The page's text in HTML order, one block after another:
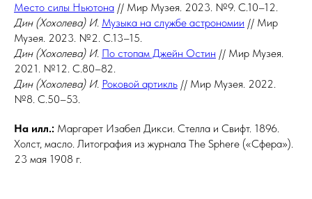
Место силы Ньютона // Мир Музея. 2023. №9. С.10–12.
Дин (Хохолева) И. Музыка на службе астрономии // Мир
Музея. 2023. №2. С.13–15.
Дин (Хохолева) И. По стопам Джейн Остин // Мир Музея.
2021. №12. С.80–82.
Дин (Хохолева) И. Роковой артикль // Мир Музея. 2022.
№8. С.50–53.
На илл.: Маргарет Изабел Дикси. Стелла и Свифт. 1896.
Холст, масло. Литография из журнала The Sphere («Сфера»).
23 мая 1908 г.